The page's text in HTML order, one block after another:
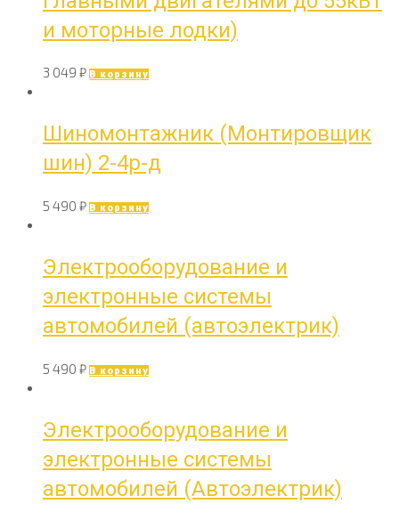
и моторные лодки)
3 049 ₽ В корзину
Шиномонтажник (Монтировщик
шин) 2-4р-д
5 490 ₽ В корзину
Электрооборудование и
электронные системы
автомобилей (автоэлектрик)
5 490 ₽ В корзину
Электрооборудование и
электронные системы
автомобилей (Автоэлектрик)